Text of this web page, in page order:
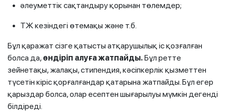
• әлеуметтік сақтандыру қорынан төлемдер;
• ТЖ кезіндегі өтемақы және т.б.
Бұл қаражат сізге қатысты атқарушылық іс қозғалған
болса да, өндіріп алуға жатпайды.Бұл ретте
зейнетақы, жалақы, стипендия, кәсіпкерлік қызметтен
түсетін кіріс қорғалғандар қатарына жатпайды. Бұл егер
қарыздар болса, олар есептен шығарылуы мүмкін дегенді
білдіреді.